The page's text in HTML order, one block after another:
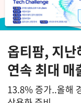
옵티팜, 지
연속 최대 매
13.8% 증가..올해